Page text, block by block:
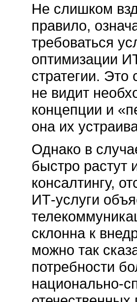
Не слишком
правило,
требоваться
оптимизации
стратегии. Это
не видит
концепции и
она их
Однако в
быстро растут
консалтингу,
ИТ-услуги
склонна к
можно так
потребности
национально-